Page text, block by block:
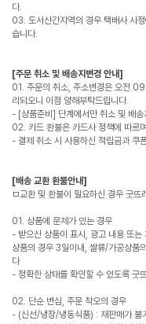
다.
03. 도서산간지역의 경우 택배사 사
습니다.
[주문 취소 및 배송지변경 안내]
01. 주문의 취소, 주소변경은 오전
리되오니 이점 양해부탁드립니다.
- [상품준비] 단계에서만 취소 및 배
02. 카드 환불은 카드사 정책에 따르
- 결제 취소 시 사용하신 적립금과 쿠
[배송 교환 환불안내]
ㅁ교환 및 환불이 필요하신 경우 굿뜨
01. 상품에 문제가 있는 경우
- 받으신 상품이 표시, 광고 내용 또는
상품의 경우 3일이내, 쌀류/가공상품
다
- 정확한 상태를 확인할 수 있도록 굿
02. 단순 변심, 주문 착오의 경우
- (신선/냉장/냉동식품) : 재판매가 불